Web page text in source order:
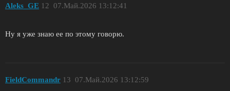
Aleks_GE 07.Май.2026 13:12:41
12
Ну я уже знаю ее по этому говорю.
FieldCommandr 07.Май.2026 13:12:59
13